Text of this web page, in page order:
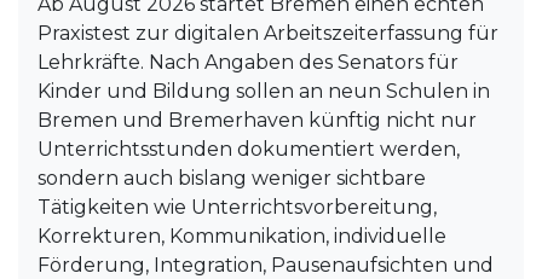
Praxistest zur digitalen Arbeitszeiterfassung für
Lehrkräfte. Nach Angaben des Senators für
Kinder und Bildung sollen an neun Schulen in
Bremen und Bremerhaven künftig nicht nur
Unterrichtsstunden dokumentiert werden,
sondern auch bislang weniger sichtbare
Tätigkeiten wie Unterrichtsvorbereitung,
Korrekturen, Kommunikation, individuelle
Förderung, Integration, Pausenaufsichten und